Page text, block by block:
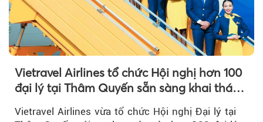
Vietravel Airlines tổ chức Hội nghị hơn 100
đại lý tại Thâm Quyến sẵn sàng khai thác
đường bay thẳng TP.HCM - Thâm Quyến
Vietravel Airlines vừa tổ chức Hội nghị Đại lý tại